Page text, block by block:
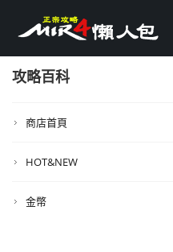
攻略百科
商店首頁
HOT&NEW
金幣